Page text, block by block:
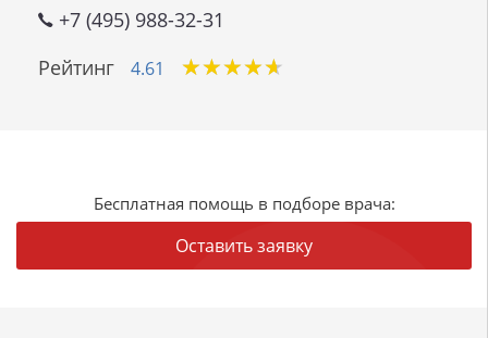
+7 (495) 988-32-31
Рейтинг
4.61 ★★★★★
★★★★★
Бесплатная помощь в подборе врача:
Оставить заявку